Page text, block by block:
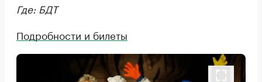
Где: БДТ
Подробности и билеты